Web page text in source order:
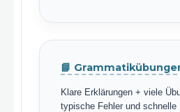
📘
Klare Erklärungen + viele
typische Fehler und schnelle